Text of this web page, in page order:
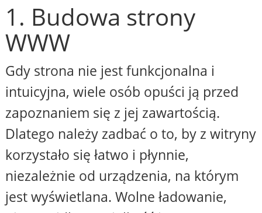
1. Budowa strony
WWW
Gdy strona nie jest funkcjonalna i
intuicyjna, wiele osób opuści ją przed
zapoznaniem się z jej zawartością.
Dlatego należy zadbać o to, by z witryny
korzystało się łatwo i płynnie,
niezależnie od urządzenia, na którym
jest wyświetlana. Wolne ładowanie,